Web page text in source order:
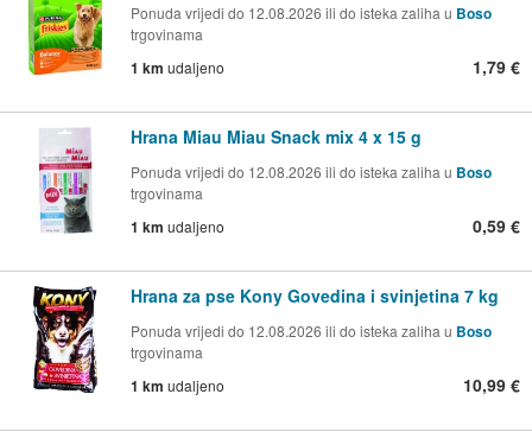
Ponuda vrijedi do 12.08.2026 ili do isteka zaliha u Boso
trgovinama
1 km udaljeno 1,79 €
Hrana Miau Miau Snack mix 4 x 15 g
Ponuda vrijedi do 12.08.2026 ili do isteka zaliha u Boso
trgovinama
1 km udaljeno 0,59 €
Hrana za pse Kony Govedina i svinjetina 7 kg
Ponuda vrijedi do 12.08.2026 ili do isteka zaliha u Boso
trgovinama
1 km udaljeno 10,99 €